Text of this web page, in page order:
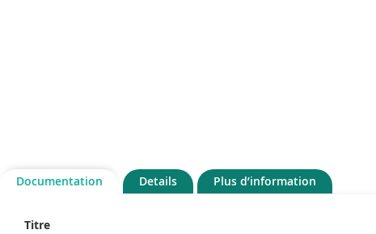
Documentation
Titre
Details Plus d’information